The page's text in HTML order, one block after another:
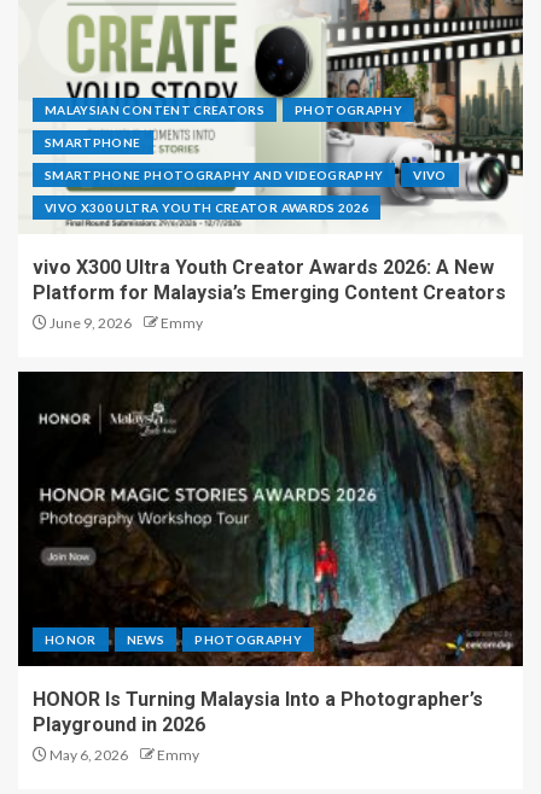
MALAYSIAN CONTENT CREATORS PHOTOGRAPHY
SMARTPHONE
SMARTPHONE PHOTOGRAPHY AND VIDEOGRAPHY VIVO
VIVO X300 ULTRA YOUTH CREATOR AWARDS 2026
vivo X300 Ultra Youth Creator Awards 2026: A New
Platform for Malaysia’s Emerging Content Creators
June 9, 2026 Emmy
HONOR NEWS PHOTOGRAPHY
HONOR Is Turning Malaysia Into a Photographer’s
Playground in 2026
May 6, 2026 Emmy